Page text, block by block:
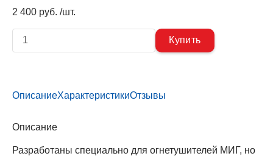
2 400 руб. /шт.
ОписаниеХарактеристикиОтзывы
Описание
Разработаны специально для огнетушителей МИГ, но